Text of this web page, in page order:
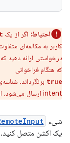
احتیاط: اگر از یک
کاربر به مکالمه‌ای
که هنگام فراخوانی
true
intent ارسال می‌شود، اما هنگام فراخوانی
شیء
یک اکشن متصل کنید.